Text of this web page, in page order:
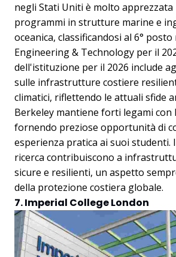
negli Stati Uniti è molto apprezzata
programmi in strutture marine e
oceanica, classificandosi al 6° posto
Engineering & Technology per il
dell'istituzione per il 2026 include
sulle infrastrutture costiere
climatici, riflettendo le attuali sfide
Berkeley mantiene forti legami con
fornendo preziose opportunità di
esperienza pratica ai suoi studenti.
ricerca contribuiscono a
sicure e resilienti, un aspetto
della protezione costiera globale.
7. Imperial College London